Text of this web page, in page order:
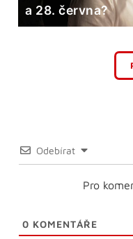
a 28. června?
Odebírat
Pro
0 KOMENTÁŘE